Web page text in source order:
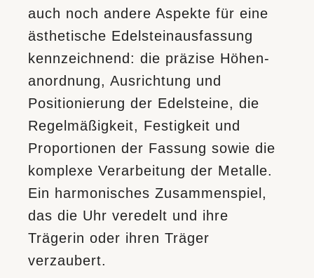
auch noch andere Aspekte für eine
ästhetische Edelstein­ausfassung
kennzeichnend: die präzise Höhen­
anordnung, Ausrichtung und
Positionierung der Edelsteine, die
Regelmäßigkeit, Festigkeit und
Proportionen der Fassung sowie die
komplexe Verarbeitung der Metalle.
Ein harmonisches Zusammenspiel,
das die Uhr veredelt und ihre
Trägerin oder ihren Träger
verzaubert.